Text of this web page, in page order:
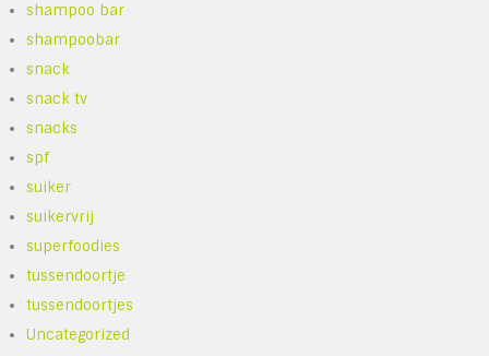
shampoo bar
shampoobar
snack
snack tv
snacks
spf
suiker
suikervrij
superfoodies
tussendoortje
tussendoortjes
Uncategorized